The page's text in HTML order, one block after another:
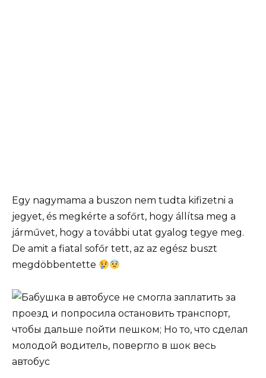
Egy nagymama a buszon nem tudta kifizetni a
jegyet, és megkérte a sofőrt, hogy állítsa meg a
járművet, hogy a további utat gyalog tegye meg.
De amit a fiatal sofőr tett, az az egész buszt
megdöbbentette